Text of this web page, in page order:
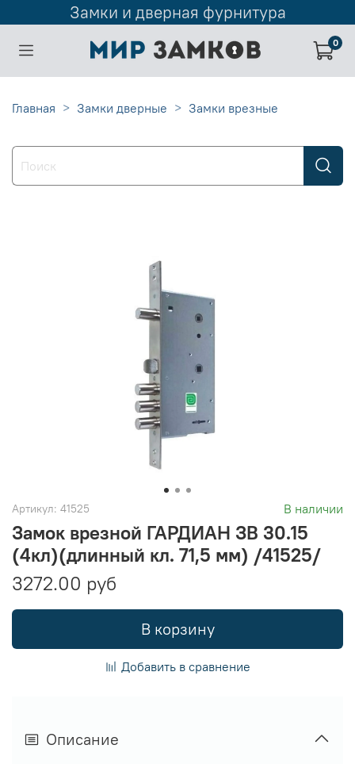
Замки и дверная фурнитура
0
Главная Замки дверные Замки врезные
Артикул: 41525 В наличии
Замок врезной ГАРДИАН ЗВ 30.15
(4кл)(длинный кл. 71,5 мм) /41525/
3272.00 руб
В корзину
Добавить в сравнение
Описание